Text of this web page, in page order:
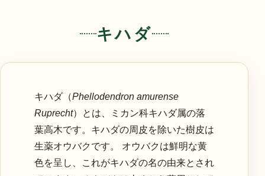
キハダ
キハダ（Phellodendron amurense
Ruprecht）とは、ミカン科キハダ属の落
葉高木です。キハダの周皮を除いた樹皮は
生薬オウバクです。 オウバクは鮮明な黄
色を呈し、これがキハダの名の由来とされ